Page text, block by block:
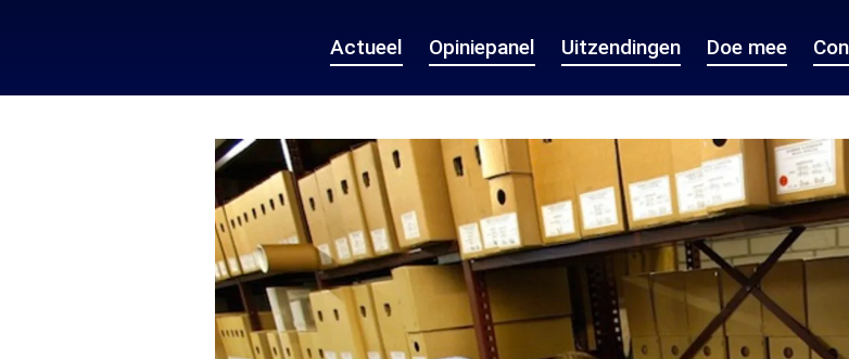
Actueel Opiniepanel Uitzendingen Doe mee